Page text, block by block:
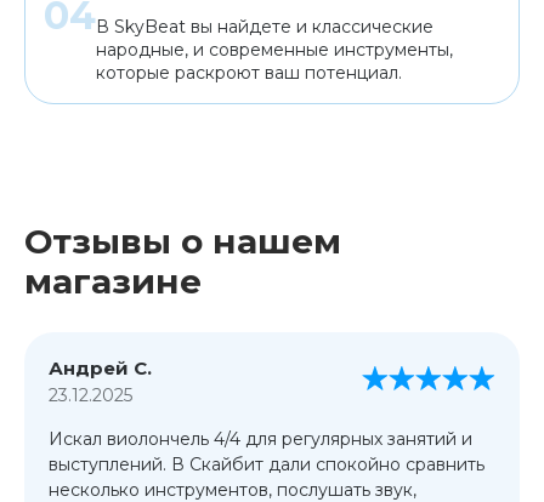
В SkyBeat вы найдете и классические
народные, и современные инструменты,
которые раскроют ваш потенциал.
Отзывы о нашем
магазине
Андрей С.
23.12.2025
Искал виолончель 4/4 для регулярных занятий и
выступлений. В Скайбит дали спокойно сравнить
несколько инструментов, послушать звук,